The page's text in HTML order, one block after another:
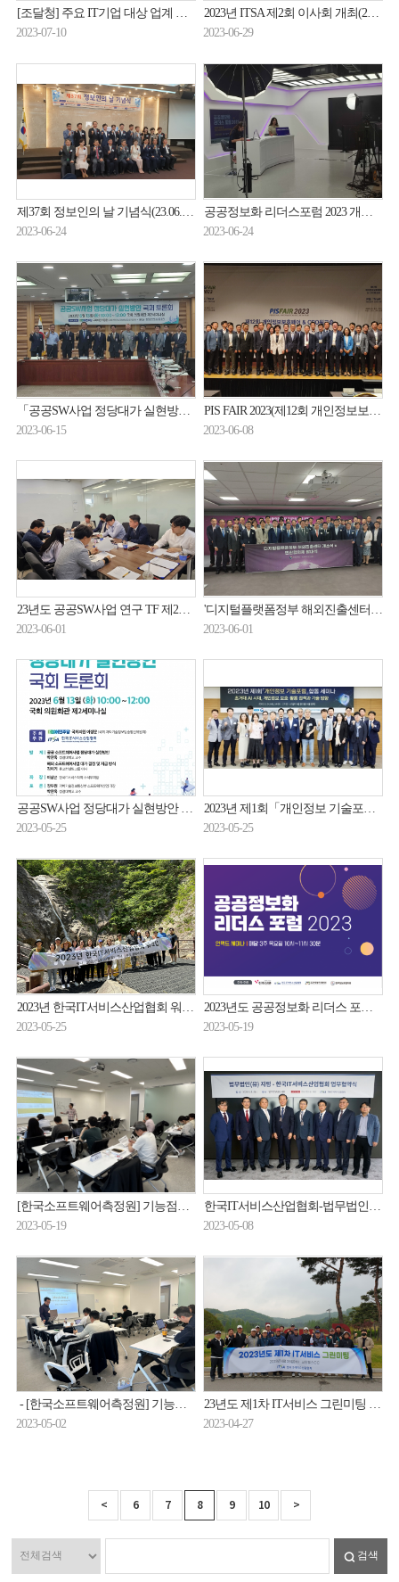
[조달청] 주요 IT기업 대상 업계 간담회(23.06.29.)
2023-07-10
2023년 ITSA 제2회 이사회 개최(23.06.29.)
2023-06-29
제37회 정보인의 날 기념식(23.06.23.)
2023-06-24
공공정보화 리더스포럼 2023 개최(23.06.22.)
2023-06-24
「공공SW사업 정당대가 실현방안」국회 토론회 개최(23.06.13.)
2023-06-15
PIS FAIR 2023(제12회 개인정보보호 페어 & CPO 워크숍) 개회식(23.06.08.)
2023-06-08
23년도 공공SW사업 연구 TF 제2차 회의 개최(23.05.25.)
2023-06-01
'디지털플랫폼정부 해외진출센터' 개소식(23.05.31.)
2023-06-01
공공SW사업 정당대가 실현방안 국회 토론회 개최 안내(6/13, 화)
2023-05-25
2023년 제1회「개인정보 기술포럼 」합동 세미나(23.05.24.)
2023-05-25
2023년 한국IT서비스산업협회 워크숍 개최(23.05.22. ~ 23.05.23.)
2023-05-25
2023년도 공공정보화 리더스 포럼(공공SW사업 발주자 온라인 세미나) 참여기업 모집(8월, 12월)
2023-05-19
[한국소프트웨어측정원] 기능점수 CPM 기본과정 실시(23.05.17.~23.05.19).
2023-05-19
한국IT서비스산업협회-법무법인(유한) 지평 업무협약식(23.05.04.)
2023-05-08
- [한국소프트웨어측정원] 기능점수 CFPS/CFPP Workshop 과정 실시(23.04.27.~23.04.28.)
2023-05-02
23년도 제1차 IT서비스 그린미팅 개최(23.04.26.)
2023-04-27
< 6 7 8 9 10 >
검색